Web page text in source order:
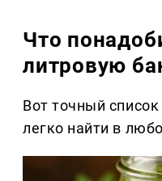
Что
литровую
Вот точный
легко найти в